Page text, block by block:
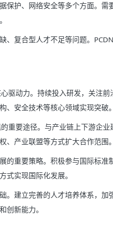
保护、网络安全等多个方面。
、复合型人才不足等问题。
驱动力。持续投入研发，关注
、安全技术等核心领域实现突破。
重要途径。与产业链上下游企
、产业联盟等方式扩大合作范围。
的重要策略。积极参与国际标准
式实现国际化发展。
。建立完善的人才培养体系，
创新能力。